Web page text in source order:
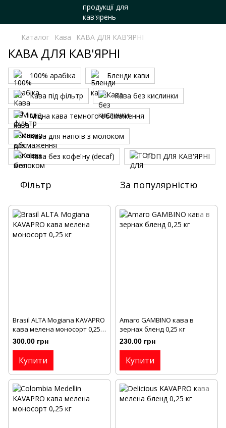
Каталог Кава КАВА ДЛЯ КАВ'ЯРНІ
КАВА ДЛЯ КАВ'ЯРНІ
100% арабіка Бленди кави
Кава під фільтр Кава без кислинки
Міцна кава темного обсмаження
Кава для напоїв з молоком
Кава без кофеїну (decaf) ТОП ДЛЯ КАВ'ЯРНІ
Фільтр За популярністю
Brasil ALTA Mogianа KAVAPRO
кава мелена моносорт 0,25
кг
300.00 грн
Купити
Amaro GAMBINO кава в
зернах бленд 0,25 кг
230.00 грн
Купити